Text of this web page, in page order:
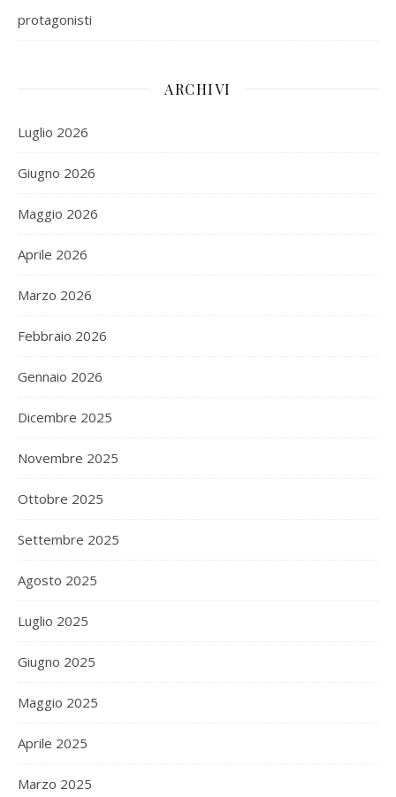
protagonisti
ARCHIVI
Luglio 2026
Giugno 2026
Maggio 2026
Aprile 2026
Marzo 2026
Febbraio 2026
Gennaio 2026
Dicembre 2025
Novembre 2025
Ottobre 2025
Settembre 2025
Agosto 2025
Luglio 2025
Giugno 2025
Maggio 2025
Aprile 2025
Marzo 2025